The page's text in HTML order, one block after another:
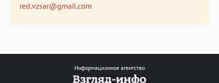
red.vzsar@gmail.com
Информационное агентство